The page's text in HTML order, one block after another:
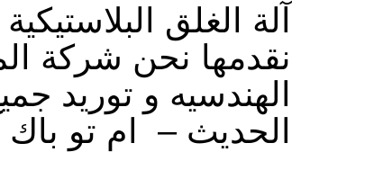
آلة الغلق
نقدمها نحن شركة
الهندسيه و توريد
الحديث – ام تو باك